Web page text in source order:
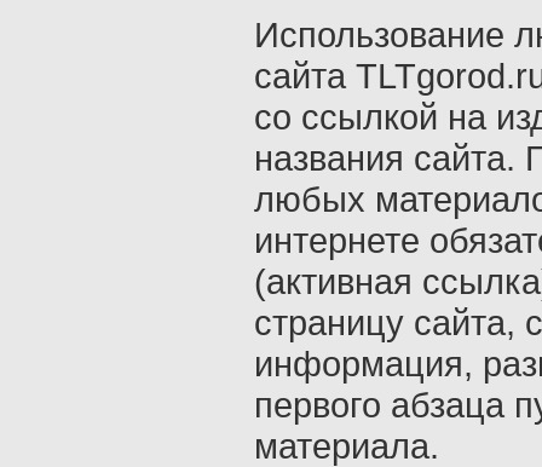
Использование
сайта
со ссылкой на
названия сайта.
любых
интернете
(активная
страницу сайта,
информация,
первого абзаца
материала.